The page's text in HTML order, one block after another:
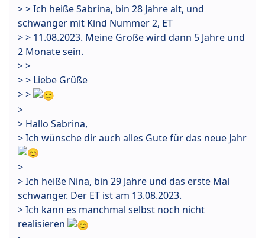
> > Ich heiße Sabrina, bin 28 Jahre alt, und
schwanger mit Kind Nummer 2, ET
> > 11.08.2023. Meine Große wird dann 5 Jahre und
2 Monate sein.
> >
> > Liebe Grüße
> >
>
> Hallo Sabrina,
> Ich wünsche dir auch alles Gute für das neue Jahr
>
> Ich heiße Nina, bin 29 Jahre und das erste Mal
schwanger. Der ET ist am 13.08.2023.
> Ich kann es manchmal selbst noch nicht
realisieren